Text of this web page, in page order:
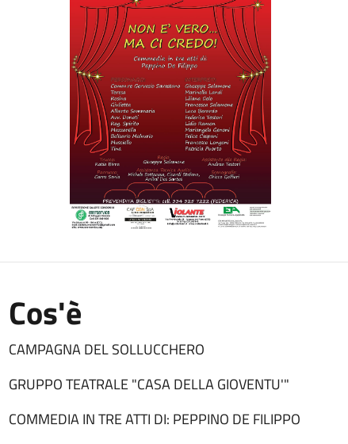
Cos'è
CAMPAGNA DEL SOLLUCCHERO
GRUPPO TEATRALE "CASA DELLA GIOVENTU'"
COMMEDIA IN TRE ATTI DI: PEPPINO DE FILIPPO